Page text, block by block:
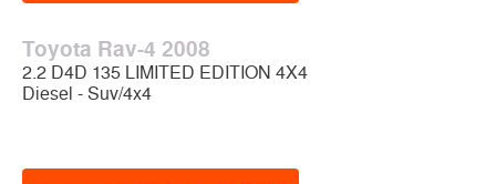
Toyota Rav-4 2008
2.2 D4D 135 LIMITED EDITION 4X4
Diesel - Suv/4x4